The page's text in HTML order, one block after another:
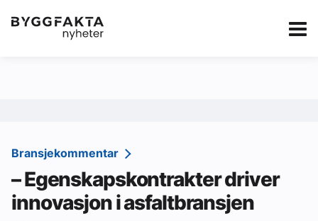
Kategorier Jobbmarkedet Annonsere i
Redaksjonen
Om Byggfakta
Annonsere
Bransjekommentar
– Egenskapskontrakter driver
innovasjon i asfaltbransjen